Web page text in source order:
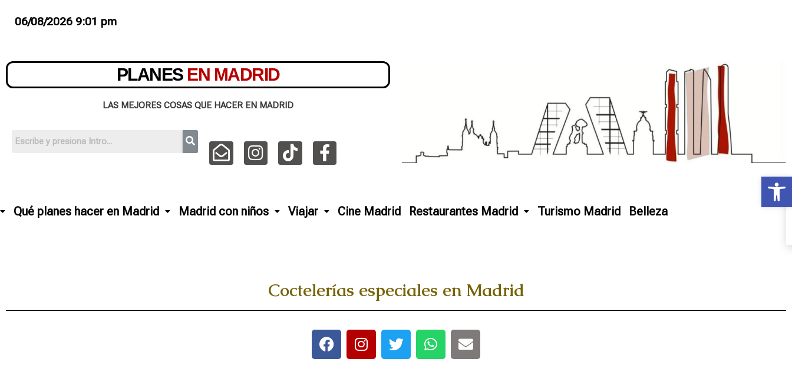
06/08/2026 9:01 pm
PLANES EN MADRID
LAS MEJORES COSAS QUE HACER EN MADRID
Qué planes hacer en Madrid Madrid con niños Viajar Cine Madrid Restaurantes Madrid Turismo Madrid Belleza
Coctelerías especiales en Madrid